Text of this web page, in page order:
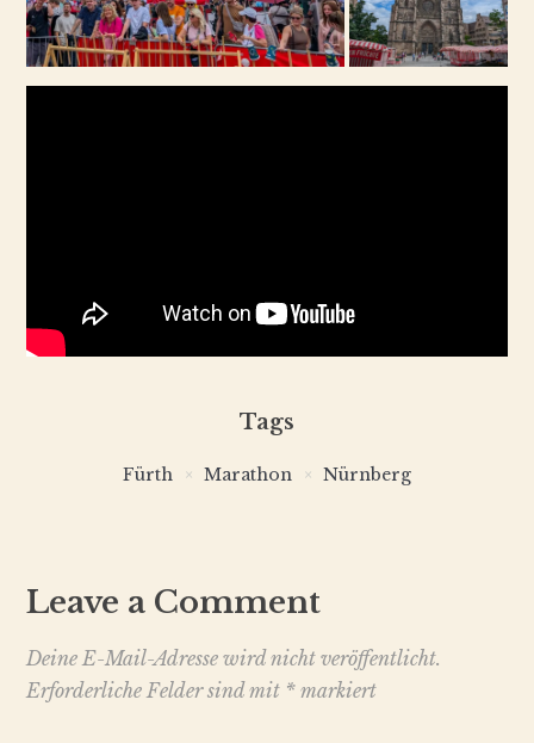
Tags
Fürth Marathon Nürnberg
Leave a Comment
Deine E-Mail-Adresse wird nicht veröffentlicht.
Erforderliche Felder sind mit *markiert